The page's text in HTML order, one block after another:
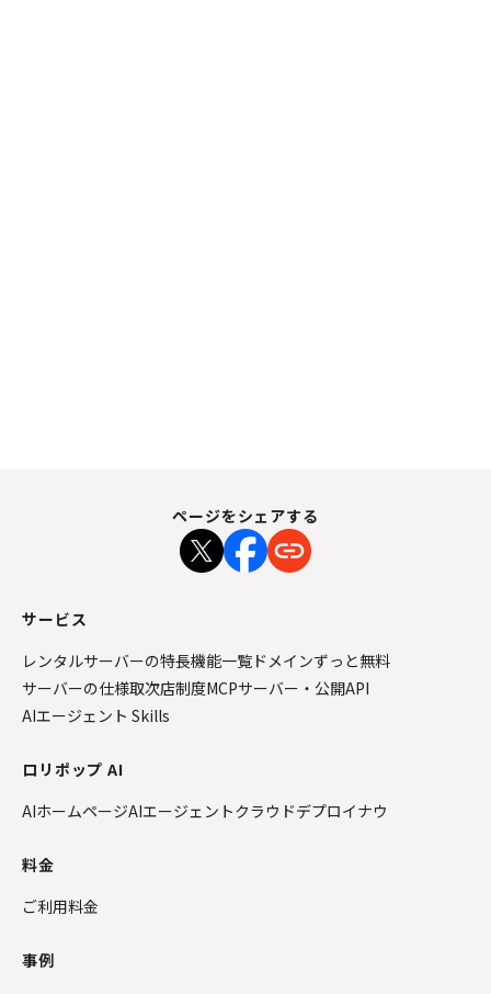
ページをシェアする
サービス
レンタルサーバーの特長機能一覧 ドメインずっと無料
サーバーの仕様取次店制度MCPサーバー・公開API
AIエージェント Skills
ロリポップ AI
AIホームページAIエージェントクラウドデプロイナウ
料金
ご利用料金
事例